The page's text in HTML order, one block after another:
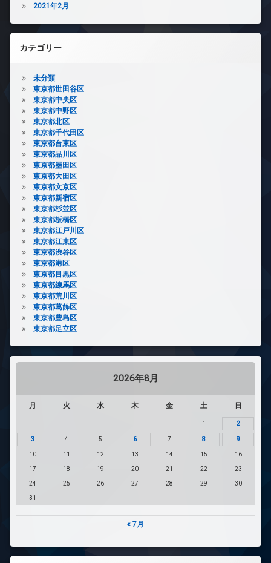
2021年2月
カテゴリー
未分類
東京都世田谷区
東京都中央区
東京都中野区
東京都北区
東京都千代田区
東京都台東区
東京都品川区
東京都墨田区
東京都大田区
東京都文京区
東京都新宿区
東京都杉並区
東京都板橋区
東京都江戸川区
東京都江東区
東京都渋谷区
東京都港区
東京都目黒区
東京都練馬区
東京都荒川区
東京都葛飾区
東京都豊島区
東京都足立区
2026年8月
月 火 水 木 金 土 日
1 2
3 4 5 6 7 8 9
10 11 12 13 14 15 16
17 18 19 20 21 22 23
24 25 26 27 28 29 30
31
« 7月